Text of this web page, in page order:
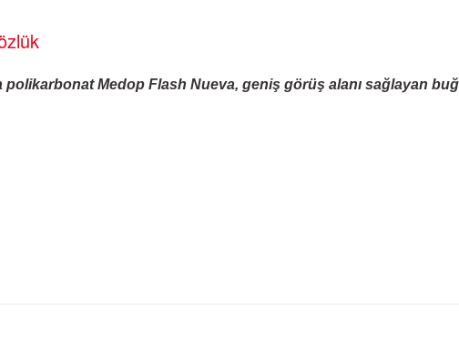
polikarbonat Medop Flash Nueva, geniş görüş alanı sağlayan